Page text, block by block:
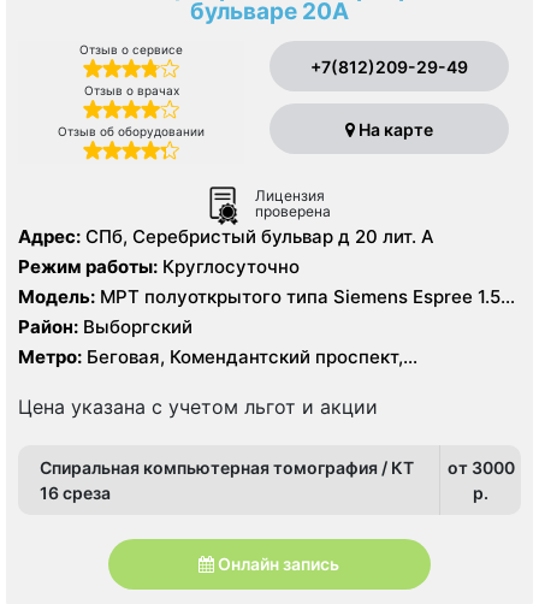
бульваре 20А
Отзыв о сервисе
Отзыв о врачах
Отзыв об оборудовании
+7(812)209-29-49
На карте
Лицензия
проверена
Адрес: СПб, Серебристый бульвар д 20 лит. А
Режим работы: Круглосуточно
Модель: МРТ полуоткрытого типа Siemens Espree 1.5
Тесла, КТ Siemens Somatom Emotion 16 срезов
Район: Выборгский
Метро: Беговая, Комендантский проспект,
Удельная, Чёрная речка
Цена указана с учетом льгот и акции
Спиральная компьютерная томография / КТ
16 среза
от 3000
p.
Онлайн запись